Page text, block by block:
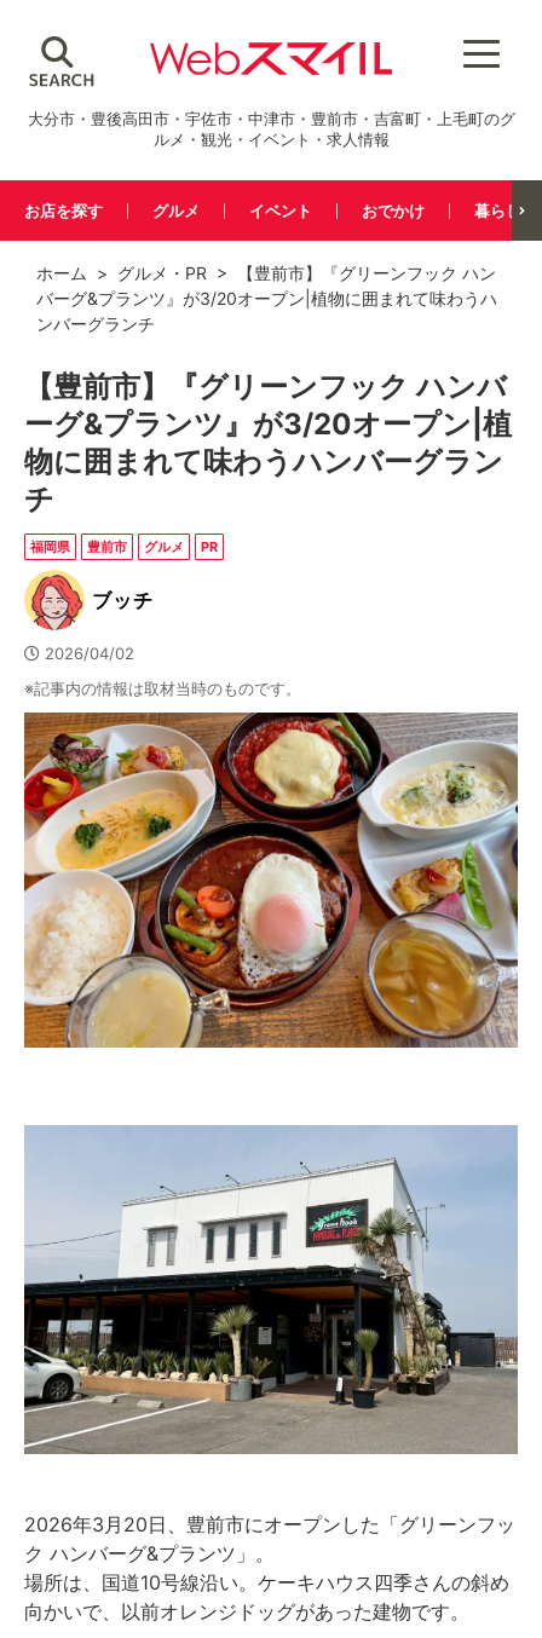
大分市・豊後高田市・宇佐市・中津市・豊前市・吉富町・上毛町のグ
ルメ・観光・イベント・求人情報
お店を探す グルメ イベント おでかけ 暮らし
ホーム > グルメ ・ PR > 【豊前市】『グリーンフック ハン
バーグ&プランツ』が3/20オープン|植物に囲まれて味わうハ
ンバーグランチ
【豊前市】『グリーンフック ハンバ
ーグ&プランツ』が3/20オープン|植
物に囲まれて味わうハンバーグラン
チ
福岡県 豊前市 グルメ PR
ブッチ
2026/04/02
※記事内の情報は取材当時のものです。
2026年3月20日、豊前市にオープンした「グリーンフッ
ク ハンバーグ&プランツ」。
場所は、国道10号線沿い。ケーキハウス四季さんの斜め
向かいで、以前オレンジドッグがあった建物です。